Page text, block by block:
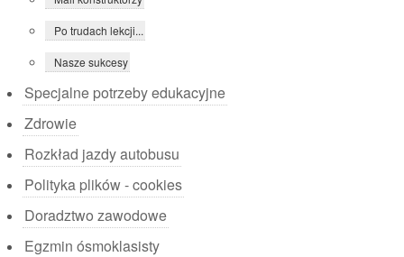
Po trudach lekcji...
Nasze sukcesy
Specjalne potrzeby edukacyjne
Zdrowie
Rozkład jazdy autobusu
Polityka plików - cookies
Doradztwo zawodowe
Egzmin ósmoklasisty